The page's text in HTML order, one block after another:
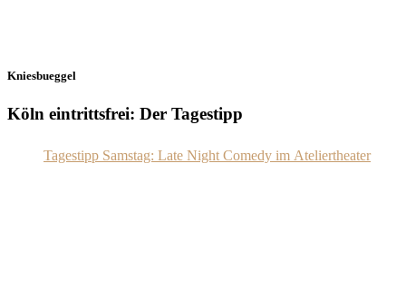
Kniesbueggel
Köln eintrittsfrei: Der Tagestipp
Tagestipp Samstag: Late Night Comedy im Ateliertheater